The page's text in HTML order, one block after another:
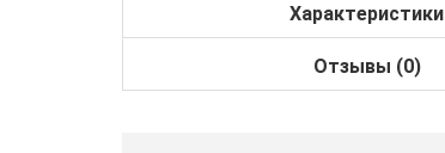
Характеристики
Отзывы (0)